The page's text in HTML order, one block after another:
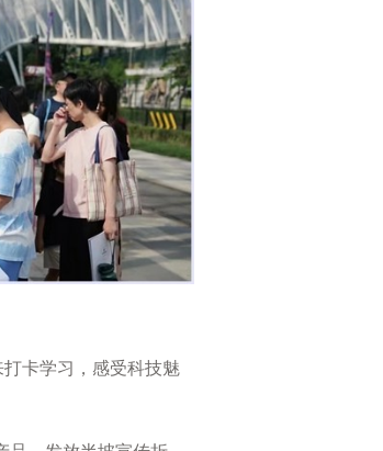
卡学习，感受科技魅